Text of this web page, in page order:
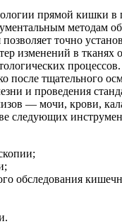
прямой кишки в
методам
точно
изменений в тканях
процессов.
после тщательного
и проведения
— мочи, крови,
следующих
обследования